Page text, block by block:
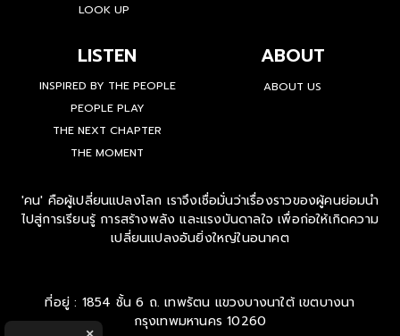
LOOK UP
LISTEN
INSPIRED BY THE PEOPLE
PEOPLE PLAY
THE NEXT CHAPTER
THE MOMENT
ABOUT
ABOUT US
'คน' คือผู้เปลี่ยนแปลงโลก เราจึงเชื่อมั่นว่าเรื่องราวของผู้คนย่อมนำ
ไปสู่การเรียนรู้ การสร้างพลัง และแรงบันดาลใจ เพื่อก่อให้เกิดความ
เปลี่ยนแปลงอันยิ่งใหญ่ในอนาคต
ที่อยู่ : 1854 ชั้น 6 ถ. เทพรัตน แขวงบางนาใต้ เขตบางนา
กรุงเทพมหานคร 10260